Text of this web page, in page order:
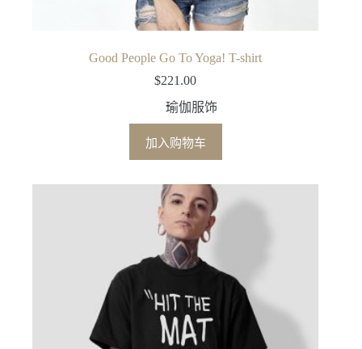
Good People Go To Yoga! T-shirt
$221.00
瑜伽服饰
加入购物车